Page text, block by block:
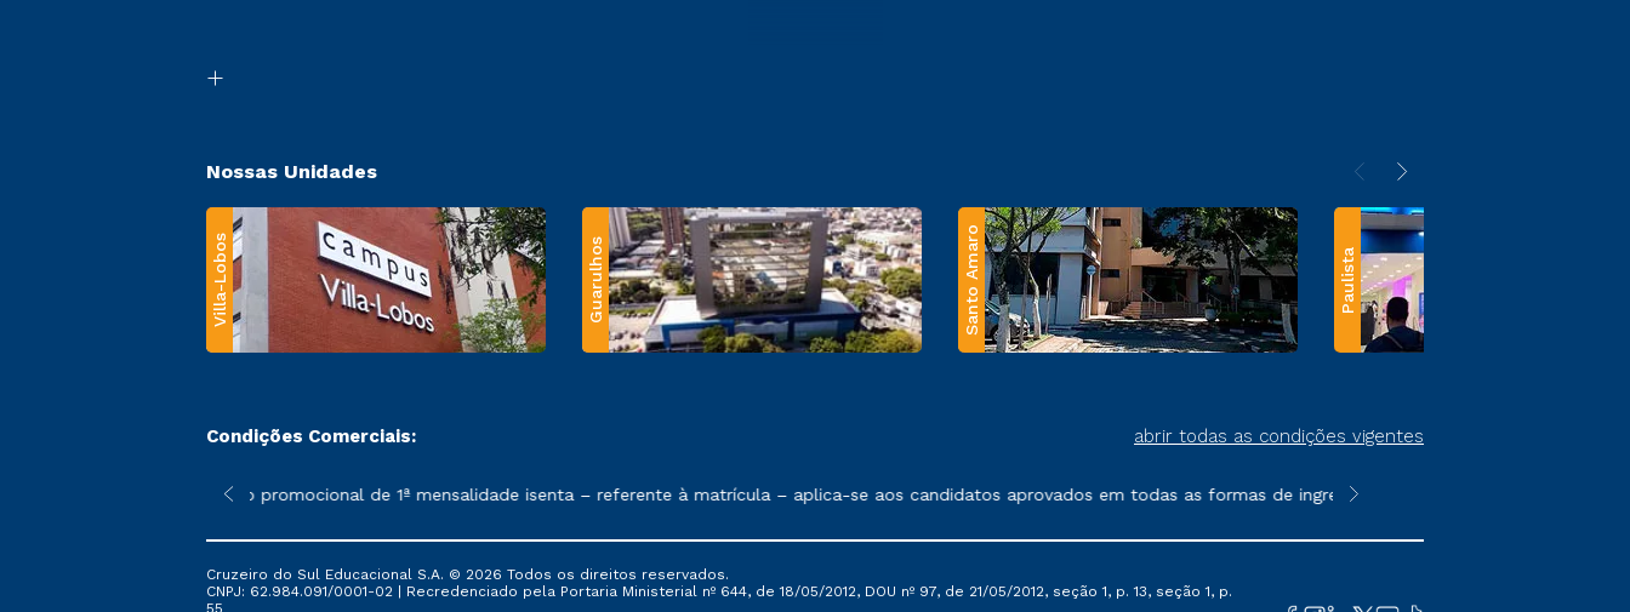
Nossas Unidades
Villa-Lobos Guarulhos Santo Amaro Paulista
Condições Comerciais: abrir todas as condições vigentes
sofrer alterações nos períodos de rematrícula conforme exposto no contrato de prestação de serviços.
*A condição promocional de 1ª mensalidade isenta – referente à matrícula – aplica-se aos candidatos aprovados em todas as formas de ingresso, exceto na prova on-line ou
**Semipresencial e EAD são
Cruzeiro do Sul Educacional S.A. © 2026 Todos os direitos reservados.
CNPJ: 62.984.091/0001-02 | Recredenciado pela Portaria Ministerial nº 644, de 18/05/2012, DOU nº 97, de 21/05/2012, seção 1, p. 13, seção 1, p.
55